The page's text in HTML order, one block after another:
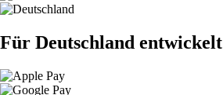
Für Deutschland entwickelt